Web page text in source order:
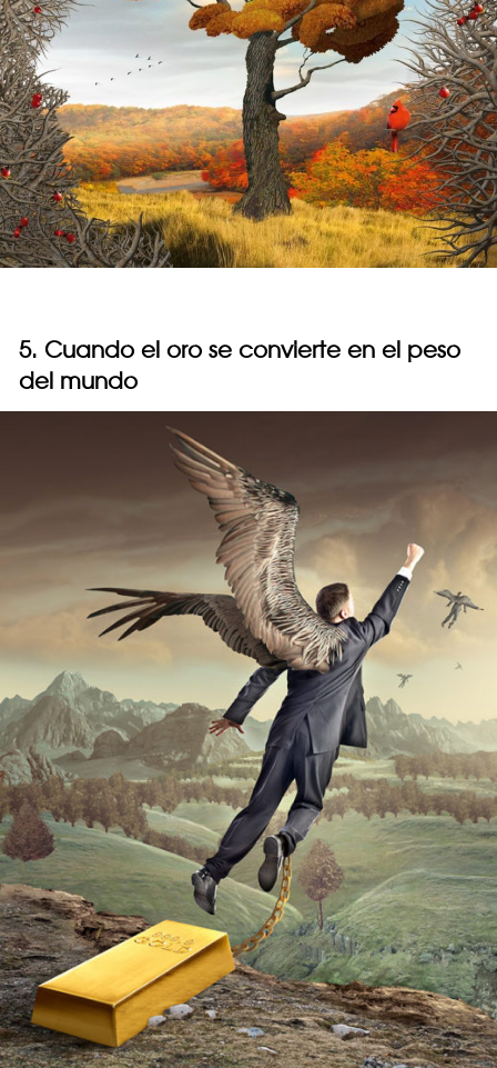
5. Cuando el oro se convierte en el peso
del mundo